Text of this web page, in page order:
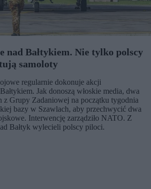
nad Bałtykiem. Nie tylko polscy
samoloty
regularnie dokonuje akcji
Jak donoszą włoskie media, dwa
z Grupy Zadaniowej na początku tygodnia
bazy w Szawlach, aby przechwycić dwa
Interwencję zarządziło NATO. Z
Bałtyk wylecieli polscy piloci.